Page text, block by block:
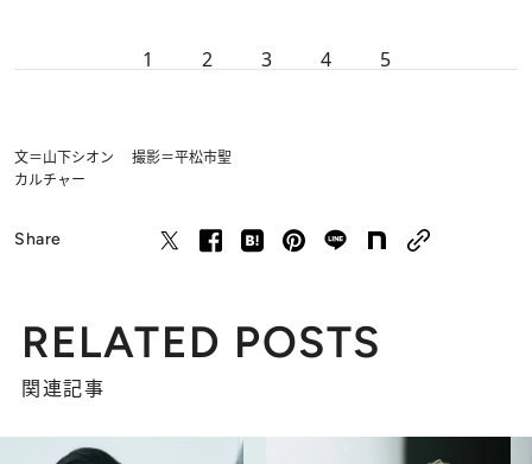
1 2 3 4 5
文＝山下シオン 撮影＝平松市聖
カルチャー
Share
RELATED POSTS
関連記事